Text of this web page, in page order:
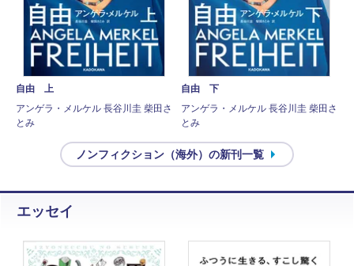
自由 上
アンゲラ・メルケル 長谷川圭 柴田さ
とみ
自由 下
アンゲラ・メルケル 長谷川圭 柴田さ
とみ
ノンフィクション（海外）の新刊一覧
エッセイ